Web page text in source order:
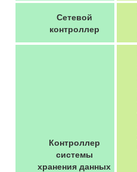
Сетевой
контроллер
Контроллер
системы
хранения данных